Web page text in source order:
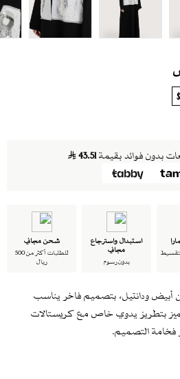
43.51
استبدال واسترجاع
مجاني
بدون رسوم
شحن مجاني
للطلبات أكثر من 500
ريال
أبيض ودانتيل، بتصميم فاخر يناسب
بتطريز يدوي خاص مع كريستالات
فخامة التصميم.